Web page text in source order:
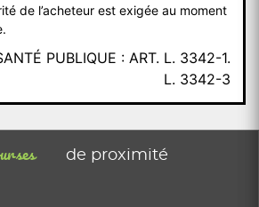
de l’acheteur est exigée au moment
PUBLIQUE : ART. L. 3342-1.
L. 3342-3
de proximité